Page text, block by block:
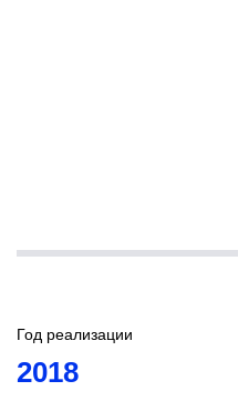
Год реализации
2018